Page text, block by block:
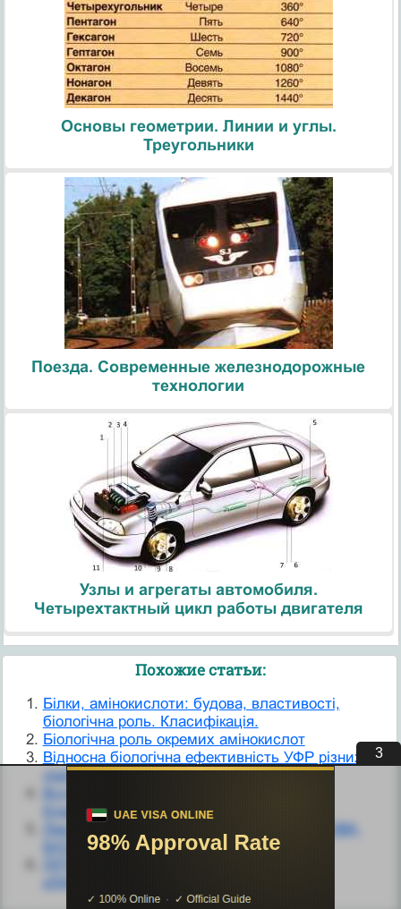
Основы геометрии. Линии и углы.
Треугольники
Поезда. Современные железнодорожные
технологии
Узлы и агрегаты автомобиля.
Четырехтактный цикл работы двигателя
Похожие статьи:
Білки, амінокислоти: будова, властивості,
біологічна роль. Класифікація.
Біологічна роль окремих амінокислот
Відносна біологічна ефективність УФР різних
діапазонів
Класифікація.
Лекція №7. нУКЛЕІНОВІ КИСЛОТИ. БУДОВА,
БІОЛОГІЧНА РОЛЬ. БІОСИНТЕЗ БІЛКА
2